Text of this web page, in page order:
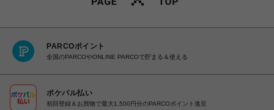
PARCOポイント
全国のPARCOやONLINE PARCOで貯まる＆使える
ポケパル払い
初回登録＆お買物で最大1,500円分のPARCOポイント進呈